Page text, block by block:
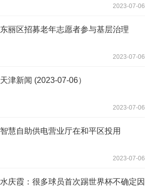
2023-07-06
东丽区招募老年志愿者参与基层治理
2023-07-06
天津新闻 (2023-07-06）
2023-07-06
智慧自助供电营业厅在和平区投用
2023-07-06
水庆霞：很多球员首次踢世界杯不确定因